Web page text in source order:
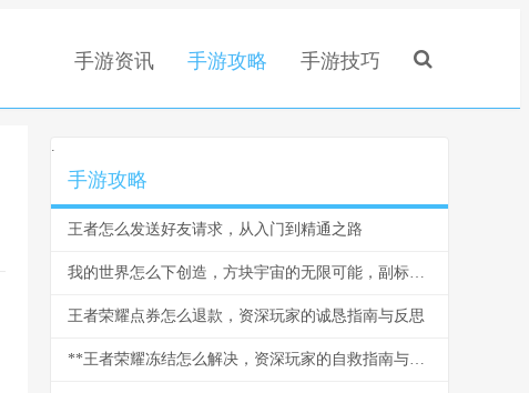
手游资讯 手游攻略 手游技巧
.
手游攻略
王者怎么发送好友请求，从入门到精通之路
我的世界怎么下创造，方块宇宙的无限可能，副标题，从生存到创造的思维跃迁
王者荣耀点券怎么退款，资深玩家的诚恳指南与反思
**王者荣耀冻结怎么解决，资深玩家的自救指南与防冻心得**